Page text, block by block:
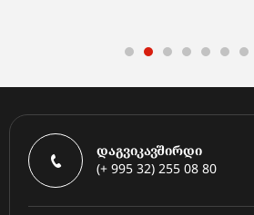
დაგვიკავშირდი
(+ 995 32) 255 08 80